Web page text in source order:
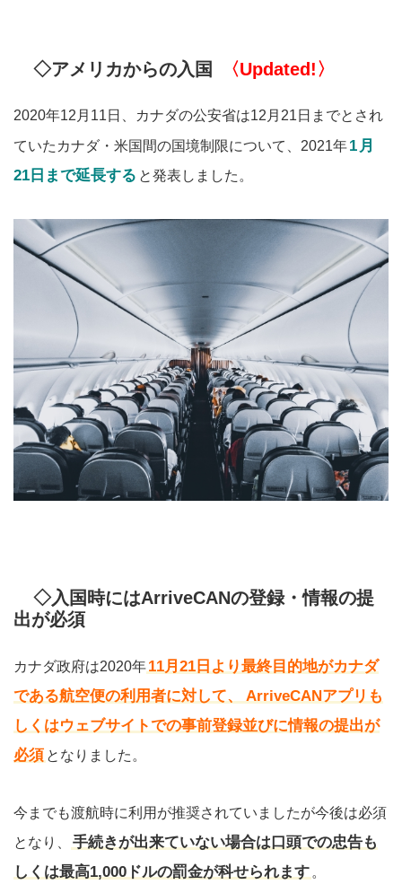
◇アメリカからの入国 〈Updated!〉
2020年12月11日、カナダの公安省は12月21日までとされ
ていたカナダ・米国間の国境制限について、2021年1 月
21日まで延長する と発表しました。
◇入国時にはArriveCANの登録・情報の提
出が必須
カナダ政府は2020年11月21日より最終目的地がカナダ
である航空便の利用者に対して、
ArriveCANアプリも
しくはウェブサイトでの事前登録並びに情報の提出が
必須 となりました。
今までも渡航時に利用が推奨されていましたが今後は必須
となり、
手続きが出来ていない場合は口頭での忠告も
しくは最高1,000ドルの罰金が科せられます 。